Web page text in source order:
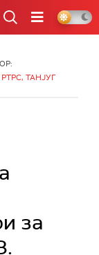
РТРС, ТАНЈУГ
за